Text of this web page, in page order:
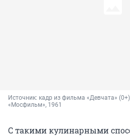
Источник: кадр из фильма «Девчата»
«Мосфильм», 1961
С такими кулинарными